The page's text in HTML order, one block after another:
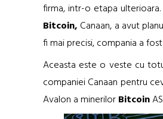
firma, intr-o etapa
Bitcoin, Canaan, a avut
fi mai precisi, compania a
Aceasta este o veste cu
companiei Canaan pentru
Avalon a minerilorBitcoin